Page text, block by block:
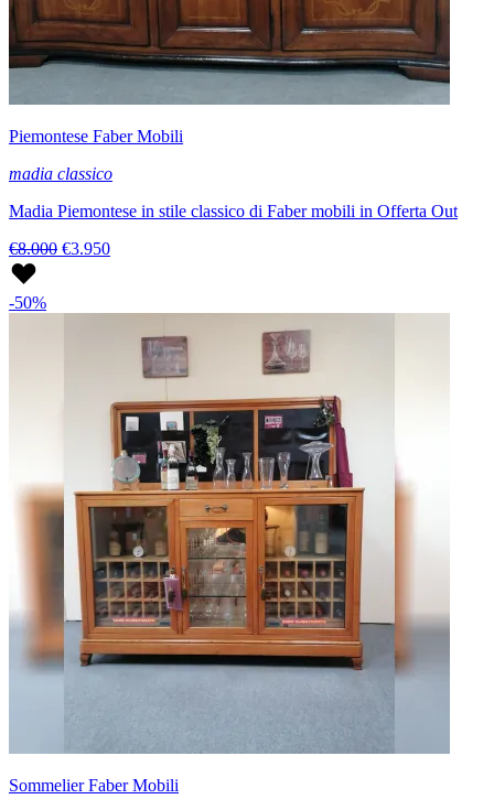
Piemontese Faber Mobili
madia classico
Madia Piemontese in stile classico di Faber mobili in Offerta Out
€8.000 €3.950
-50%
Sommelier Faber Mobili